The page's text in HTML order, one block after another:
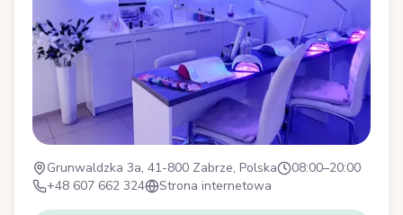
Grunwaldzka 3a, 41-800 Zabrze, Polska
08:00–20:00
+48 607 662 324
Strona internetowa